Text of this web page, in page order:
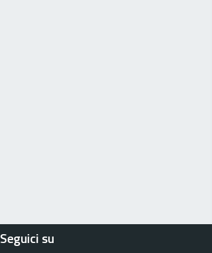
Seguici su